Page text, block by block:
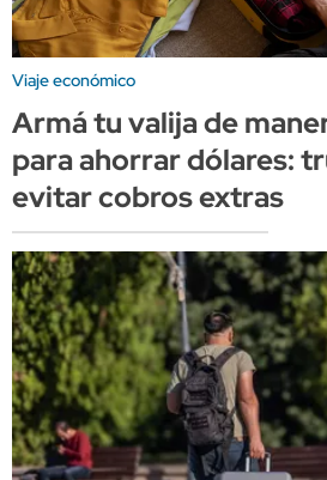
Viaje económico
Armá tu valija de
para ahorrar dólares:
evitar cobros extras